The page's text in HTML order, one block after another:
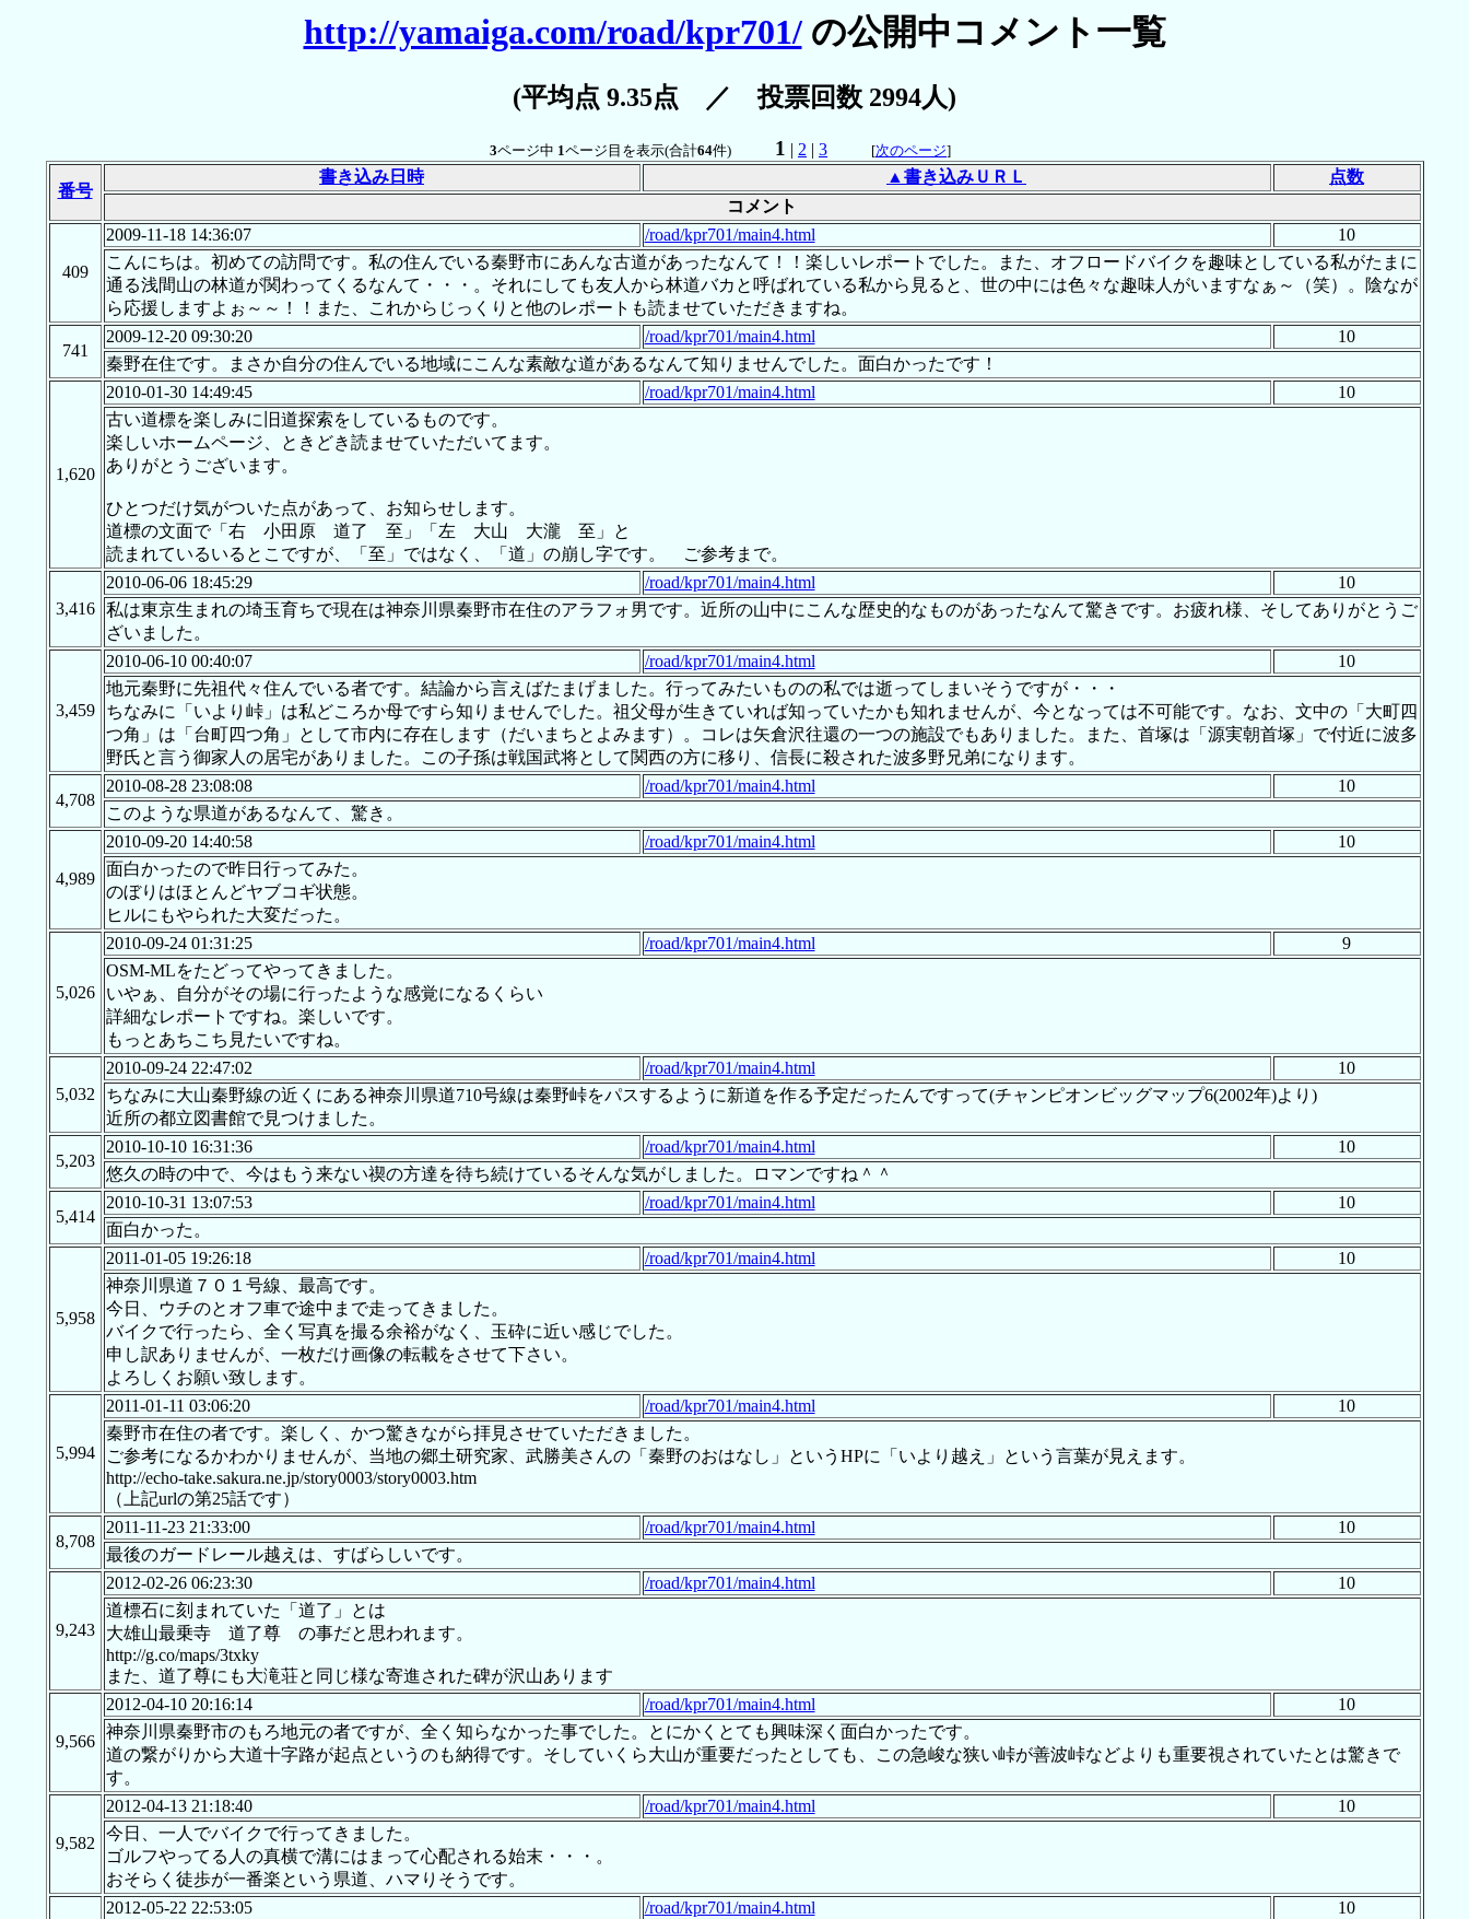
http://yamaiga.com/road/kpr701/の公開中コメント一覧
(平均点 9.35点 ／ 投票回数 2994人)
3ページ中 1ページ目を表示(合計64件) 1 | 2 | 3 [次のページ]
番号
書き込み日時 ▲書き込みＵＲＬ
点数
コメント
409
2009-11-18 14:36:07 /road/kpr701/main4.html
10
こんにちは。初めての訪問です。私の住んでいる秦野市にあんな古道があったなんて！！楽しいレポートでした。また、オフロードバイクを趣味としている私がたまに
通る浅間山の林道が関わってくるなんて・・・。それにしても友人から林道バカと呼ばれている私から見ると、世の中には色々な趣味人がいますなぁ～（笑）。陰なが
ら応援しますよぉ～～！！また、これからじっくりと他のレポートも読ませていただきますね。
741
2009-12-20 09:30:20 /road/kpr701/main4.html
10
秦野在住です。まさか自分の住んでいる地域にこんな素敵な道があるなんて知りませんでした。面白かったです！
1,620
2010-01-30 14:49:45 /road/kpr701/main4.html
10
古い道標を楽しみに旧道探索をしているものです。
楽しいホームページ、ときどき読ませていただいてます。
ありがとうございます。
ひとつだけ気がついた点があって、お知らせします。
道標の文面で「右 小田原 道了 至」「左 大山 大瀧 至」と
読まれているいるとこですが、「至」ではなく、「道」の崩し字です。 ご参考まで。
3,416
2010-06-06 18:45:29 /road/kpr701/main4.html
10
私は東京生まれの埼玉育ちで現在は神奈川県秦野市在住のアラフォ男です。近所の山中にこんな歴史的なものがあったなんて驚きです。お疲れ様、そしてありがとうご
ざいました。
3,459
2010-06-10 00:40:07 /road/kpr701/main4.html
10
地元秦野に先祖代々住んでいる者です。結論から言えばたまげました。行ってみたいものの私では逝ってしまいそうですが・・・
ちなみに「いより峠」は私どころか母ですら知りませんでした。祖父母が生きていれば知っていたかも知れませんが、今となっては不可能です。なお、文中の「大町四
つ角」は「台町四つ角」として市内に存在します（だいまちとよみます）。コレは矢倉沢往還の一つの施設でもありました。また、首塚は「源実朝首塚」で付近に波多
野氏と言う御家人の居宅がありました。この子孫は戦国武将として関西の方に移り、信長に殺された波多野兄弟になります。
4,708
2010-08-28 23:08:08 /road/kpr701/main4.html
10
このような県道があるなんて、驚き。
4,989
2010-09-20 14:40:58 /road/kpr701/main4.html
10
面白かったので昨日行ってみた。
のぼりはほとんどヤブコギ状態。
ヒルにもやられた大変だった。
5,026
2010-09-24 01:31:25 /road/kpr701/main4.html
9
OSM-MLをたどってやってきました。
いやぁ、自分がその場に行ったような感覚になるくらい
詳細なレポートですね。楽しいです。
もっとあちこち見たいですね。
5,032
2010-09-24 22:47:02 /road/kpr701/main4.html
10
ちなみに大山秦野線の近くにある神奈川県道710号線は秦野峠をパスするように新道を作る予定だったんですって(チャンピオンビッグマップ6(2002年)より)
近所の都立図書館で見つけました。
5,203
2010-10-10 16:31:36 /road/kpr701/main4.html
10
悠久の時の中で、今はもう来ない禊の方達を待ち続けているそんな気がしました。ロマンですね＾＾
5,414
2010-10-31 13:07:53 /road/kpr701/main4.html
10
面白かった。
5,958
2011-01-05 19:26:18 /road/kpr701/main4.html
10
神奈川県道７０１号線、最高です。
今日、ウチのとオフ車で途中まで走ってきました。
バイクで行ったら、全く写真を撮る余裕がなく、玉砕に近い感じでした。
申し訳ありませんが、一枚だけ画像の転載をさせて下さい。
よろしくお願い致します。
5,994
2011-01-11 03:06:20 /road/kpr701/main4.html
10
秦野市在住の者です。楽しく、かつ驚きながら拝見させていただきました。
ご参考になるかわかりませんが、当地の郷土研究家、武勝美さんの「秦野のおはなし」というHPに「いより越え」という言葉が見えます。
http://echo-take.sakura.ne.jp/story0003/story0003.htm
（上記urlの第25話です）
8,708
2011-11-23 21:33:00 /road/kpr701/main4.html
10
最後のガードレール越えは、すばらしいです。
9,243
2012-02-26 06:23:30 /road/kpr701/main4.html
10
道標石に刻まれていた「道了」とは
大雄山最乗寺 道了尊 の事だと思われます。
http://g.co/maps/3txky
また、道了尊にも大滝荘と同じ様な寄進された碑が沢山あります
9,566
2012-04-10 20:16:14 /road/kpr701/main4.html
10
神奈川県秦野市のもろ地元の者ですが、全く知らなかった事でした。とにかくとても興味深く面白かったです。
道の繋がりから大道十字路が起点というのも納得です。そしていくら大山が重要だったとしても、この急峻な狭い峠が善波峠などよりも重要視されていたとは驚きで
す。
9,582
2012-04-13 21:18:40 /road/kpr701/main4.html
10
今日、一人でバイクで行ってきました。
ゴルフやってる人の真横で溝にはまって心配される始末・・・。
おそらく徒歩が一番楽という県道、ハマりそうです。
2012-05-22 22:53:05 /road/kpr701/main4.html
10